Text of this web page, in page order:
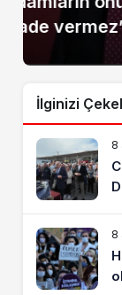
‘deprem
İlginizi
8
8